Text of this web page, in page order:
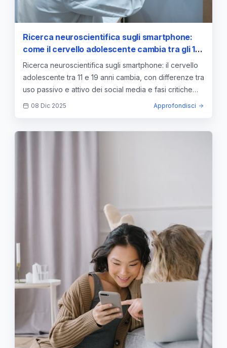
Ricerca neuroscientifica sugli smartphone:
come il cervello adolescente cambia tra gli 11
e i 19 anni
Ricerca neuroscientifica sugli smartphone: il cervello
adolescente tra 11 e 19 anni cambia, con differenze tra
uso passivo e attivo dei social media e fasi critiche
nello sviluppo.
08 Dic 2025 Approfondisci